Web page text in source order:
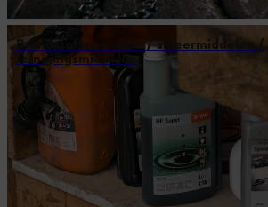
Brandstoffen / oliën / smeermiddelen /
reinigingsmiddelen